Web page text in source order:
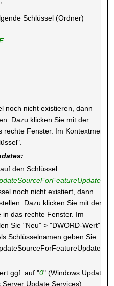
Schlüssel (Ordner)
noch nicht existieren, dann
Dazu klicken Sie mit der
Fenster. Im Kontextmenü
den Schlüssel
noch nicht existiert, dann
Dazu klicken Sie mit der
in das rechte Fenster. Im
Sie "Neu" > "DWORD-Wert"
Schlüsselnamen geben Sie
ggf. auf "0" (Windows Update)
Update Services).